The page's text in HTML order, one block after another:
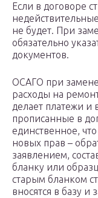
Если в договоре
не будет. При
обязательно
документов.
ОСАГО при
расходы на
делает платежи и
прописанные в
единственное,
новых прав –
заявлением,
бланку или
старым бланком
вносятся в базу и